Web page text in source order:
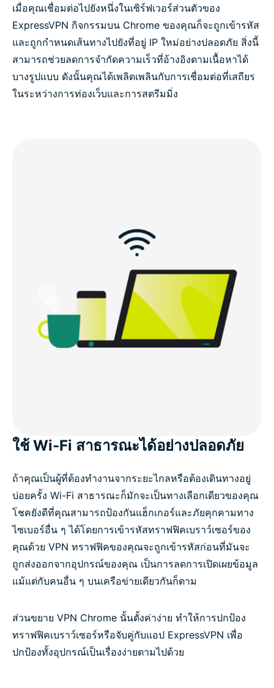
เมื่อคุณเชื่อมต่อไปยังหนึ่งในเซิร์ฟเวอร์ส่วนตัวของ
ExpressVPN กิจกรรมบน Chrome ของคุณก็จะถูกเข้ารหัส
และถูกกำหนดเส้นทางไปยังที่อยู่ IP ใหม่อย่างปลอดภัย สิ่งนี้
สามารถช่วยลดการจำกัดความเร็วที่อ้างอิงตามเนื้อหาได้
บางรูปแบบ ดังนั้นคุณได้เพลิดเพลินกับการเชื่อมต่อที่เสถียร
ในระหว่างการท่องเว็บและการสตรีมมิ่ง
ใช้ Wi-Fi สาธารณะได้อย่างปลอดภัย
ถ้าคุณเป็นผู้ที่ต้องทำงานจากระยะไกลหรือต้องเดินทางอยู่
บ่อยครั้ง Wi-Fi สาธารณะก็มักจะเป็นทางเลือกเดียวของคุณ
โชคยังดีที่คุณสามารถป้องกันแฮ็กเกอร์และภัยคุกคามทาง
ไซเบอร์อื่น ๆ ได้โดยการเข้ารหัสทราฟฟิคเบราว์เซอร์ของ
คุณด้วย VPN ทราฟฟิคของคุณจะถูกเข้ารหัสก่อนที่มันจะ
ถูกส่งออกจากอุปกรณ์ของคุณ เป็นการลดการเปิดเผยข้อมูล
แม้แต่กับคนอื่น ๆ บนเครือข่ายเดียวกันก็ตาม
ส่วนขยาย VPN Chrome นั้นตั้งค่าง่าย ทำให้การปกป้อง
ทราฟฟิคเบราว์เซอร์หรือจับคู่กับแอป ExpressVPN เพื่อ
ปกป้องทั้งอุปกรณ์เป็นเรื่องง่ายตามไปด้วย